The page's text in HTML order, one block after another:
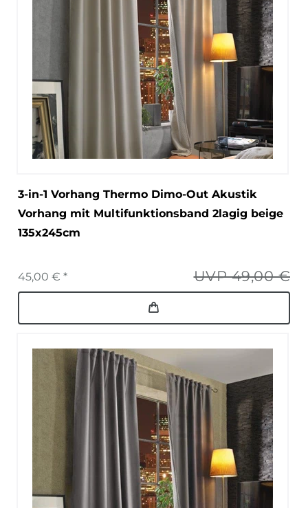
3-in-1 Vorhang Thermo Dimo-Out Akustik
Vorhang mit Multifunktionsband 2lagig beige
135x245cm
UVP 49,00 €
45,00 € *